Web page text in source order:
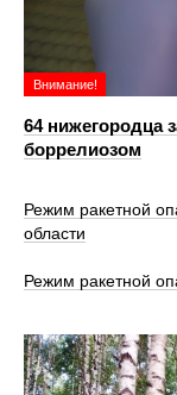
Внимание!
64 нижегородца
боррелиозом
Режим ракетной
области
Режим ракетной